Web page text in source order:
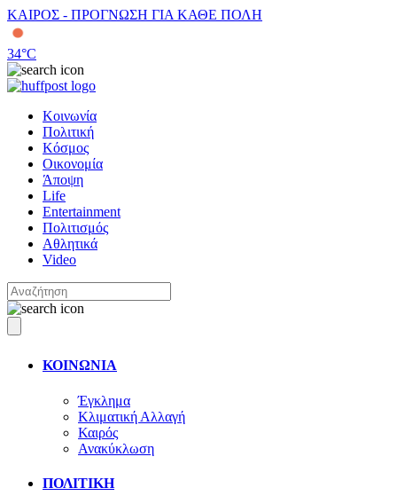
ΚΑΙΡΟΣ - ΠΡΟΓΝΩΣΗ ΓΙΑ ΚΑΘΕ ΠΟΛΗ
34°C
Κοινωνία
Πολιτική
Κόσμος
Οικονομία
Άποψη
Life
Entertainment
Πολιτισμός
Αθλητικά
Video
ΚΟΙΝΩΝΙΑ
Έγκλημα
Κλιματική Αλλαγή
Καιρός
Ανακύκλωση
ΠΟΛΙΤΙΚΗ